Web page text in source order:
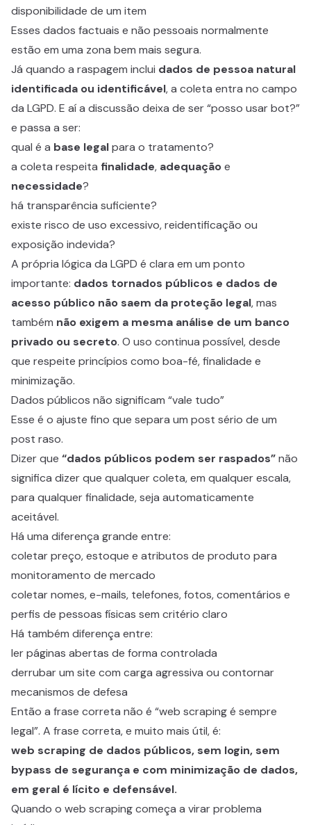
disponibilidade de um item
Esses dados factuais e não pessoais normalmente
estão em uma zona bem mais segura.
Já quando a raspagem inclui dados de pessoa natural
identificada ou identificável, a coleta entra no campo
da LGPD. E aí a discussão deixa de ser “posso usar bot?”
e passa a ser:
qual é a base legalpara o tratamento?
a coleta respeita finalidade, adequaçãoe
necessidade?
há transparência suficiente?
existe risco de uso excessivo, reidentificação ou
exposição indevida?
A própria lógica da LGPD é clara em um ponto
importante: dados tornados públicos e dados de
acesso público não saem da proteção legal, mas
também não exigem a mesma análise de um banco
privado ou secreto. O uso continua possível, desde
que respeite princípios como boa-fé, finalidade e
minimização.
Dados públicos não significam “vale tudo”
Esse é o ajuste fino que separa um post sério de um
post raso.
Dizer que “dados públicos podem ser raspados”não
significa dizer que qualquer coleta, em qualquer escala,
para qualquer finalidade, seja automaticamente
aceitável.
Há uma diferença grande entre:
coletar preço, estoque e atributos de produto para
monitoramento de mercado
coletar nomes, e-mails, telefones, fotos, comentários e
perfis de pessoas físicas sem critério claro
Há também diferença entre:
ler páginas abertas de forma controlada
derrubar um site com carga agressiva ou contornar
mecanismos de defesa
Então a frase correta não é “web scraping é sempre
legal”. A frase correta, e muito mais útil, é:
web scraping de dados públicos, sem login, sem
bypass de segurança e com minimização de dados,
em geral é lícito e defensável.
Quando o web scraping começa a virar problema